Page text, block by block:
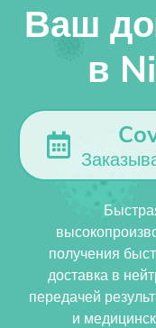
Ваш
в
получения
доставка в
передачей
и